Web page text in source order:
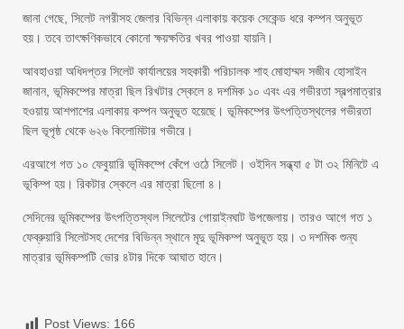
জানা গেছে, সিলেট নগরীসহ জেলার বিভিন্ন এলাকায় কয়েক সেকেন্ড ধরে কম্পন অনুভূত
হয়। তবে তাৎক্ষণিকভাবে কোনো ক্ষয়ক্ষতির খবর পাওয়া যায়নি।
আবহাওয়া অধিদপ্তর সিলেট কার্যালয়ের সহকারী পরিচালক শাহ মোহাম্মদ সজীব হোসাইন
জানান, ভূমিকম্পের মাত্রা ছিল রিখটার স্কেলে ৪ দশমিক ১০ এবং এর গভীরতা স্বল্পমাত্রার
হওয়ায় আশপাশের এলাকায় কম্পন অনুভূত হয়েছে। ভূমিকম্পের উৎপত্তিস্থলের গভীরতা
ছিল ভূপৃষ্ঠ থেকে ৬২৬ কিলোমিটার গভীরে।
এরআগে গত ১০ ফেবুয়ারি ভূমিকম্পে কেঁপে ওঠে সিলেট। ওইদিন সন্ধ্যা ৫ টা ৩২ মিনিটে এ
ভূকিম্প হয়। রিকটার স্কেলে এর মাত্রা ছিলো ৪।
সেদিনের ভূমিকম্পের উৎপত্তিস্থল সিলেটের গোয়াইনঘাট উপজেলায়। তারও আগে গত ১
ফেব্রুয়ারি সিলেটসহ দেশের বিভিন্ন স্থানে মৃদু ভূমিকম্প অনুভূত হয়। ৩ দশমিক শুন্য
মাত্রার ভূমিকম্পটি ভোর ৪টার দিকে আঘাত হানে।
Post Views: 166